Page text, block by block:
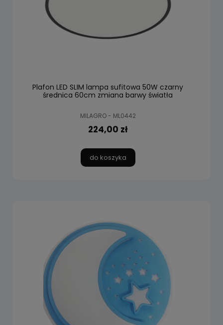
Plafon LED SLIM lampa sufitowa 50W czarny
średnica 60cm zmiana barwy światła
MILAGRO - ML0442
224,00 zł
do koszyka